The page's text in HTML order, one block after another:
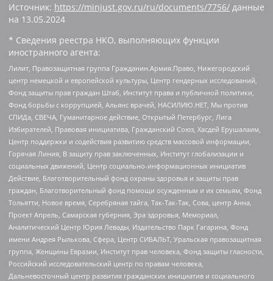
Источник: https://minjust.gov.ru/ru/documents/7756/ данные
на 13.05.2024
* Сведения реестра НКО, выполняющих функции
иностранного агента:
Лилит, Правозащитная группа Гражданин.Армия.Право, Нижегородский
центр немецкой и европейской культуры, Центр гендерных исследований,
Фонд защиты прав граждан Штаб, Институт права и публичной политики,
Фонд борьбы с коррупцией, Альянс врачей, НАСИЛИЮ.НЕТ, Мы против
СПИДа, СВЕЧА, Гуманитарное действие, Открытый Петербург, Лига
Избирателей, Правовая инициатива, Гражданский Союз, Хасдей Ерушалаим,
Центр поддержки и содействия развитию средств массовой информации,
Горячая Линия, В защиту прав заключенных, Институт глобализации и
социальных движений, Центр социально-информационных инициатив
Действие, Благотворительный фонд охраны здоровья и защиты прав
граждан, Благотворительный фонд помощи осужденным и их семьям, Фонд
Тольятти, Новое время, Серебряная тайга, Так-Так-Так, Сова, центр Анна,
Проект Апрель, Самарская губерния, Эра здоровья, Мемориал,
Аналитический Центр Юрия Левады, Издательство Парк Гагарина, Фонд
имени Андрея Рылькова, Сфера, Центр СИБАЛЬТ, Уральская правозащитная
группа, Женщины Евразии, Институт прав человека, Фонд защиты гласности,
Российский исследовательский центр по правам человека,
Дальневосточный центр развития гражданских инициатив и социального